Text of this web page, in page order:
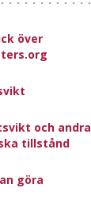
över
och andra
tillstånd
göra